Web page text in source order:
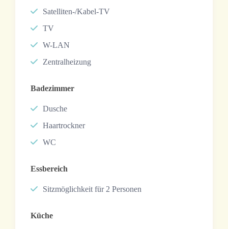
Satelliten-/Kabel-TV
TV
W-LAN
Zentralheizung
Badezimmer
Dusche
Haartrockner
WC
Essbereich
Sitzmöglichkeit für 2 Personen
Küche